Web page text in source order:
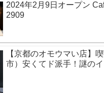
2024年2月9日オープン
2909
【京都のオモウマい店】
市）安くてド派手！謎のイ